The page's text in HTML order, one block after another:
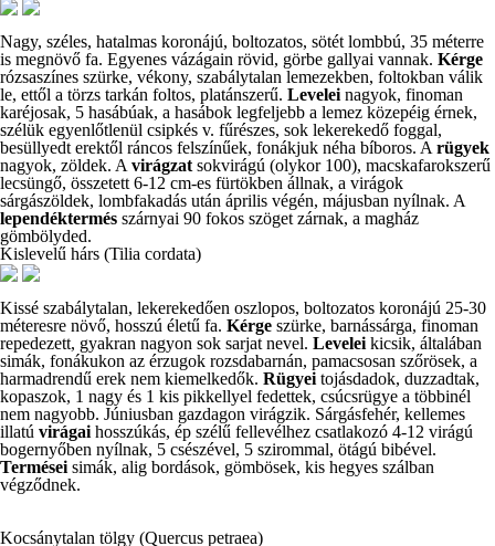
Nagy, széles, hatalmas koronájú, boltozatos, sötét lombbú, 35 méterre
is megnövő fa. Egyenes vázágain rövid, görbe gallyai vannak. Kérge
rózsaszínes szürke, vékony, szabálytalan lemezekben, foltokban válik
le, ettől a törzs tarkán foltos, platánszerű. Levelei nagyok, finoman
karéjosak, 5 hasábúak, a hasábok legfeljebb a lemez közepéig érnek,
szélük egyenlőtlenül csipkés v. fűrészes, sok lekerekedő foggal,
besüllyedt erektől ráncos felszínűek, fonákjuk néha bíboros. A rügyek
nagyok, zöldek. A virágzat sokvirágú (olykor 100), macskafarokszerű
lecsüngő, összetett 6-12 cm-es fürtökben állnak, a virágok
sárgászöldek, lombfakadás után április végén, májusban nyílnak. A
lependéktermés szárnyai 90 fokos szöget zárnak, a magház
gömbölyded.
Kislevelű hárs (Tilia cordata)
Kissé szabálytalan, lekerekedően oszlopos, boltozatos koronájú 25-30
méteresre növő, hosszú életű fa. Kérge szürke, barnássárga, finoman
repedezett, gyakran nagyon sok sarjat nevel. Levelei kicsik, általában
simák, fonákukon az érzugok rozsdabarnán, pamacsosan szőrösek, a
harmadrendű erek nem kiemelkedők. Rügyei tojásdadok, duzzadtak,
kopaszok, 1 nagy és 1 kis pikkellyel fedettek, csúcsrügye a többinél
nem nagyobb. Júniusban gazdagon virágzik. Sárgásfehér, kellemes
illatú virágai hosszúkás, ép szélű fellevélhez csatlakozó 4-12 virágú
bogernyőben nyílnak, 5 csészével, 5 szirommal, ötágú bibével.
Termései simák, alig bordások, gömbösek, kis hegyes szálban
végződnek.
Kocsánytalan tölgy (Quercus petraea)